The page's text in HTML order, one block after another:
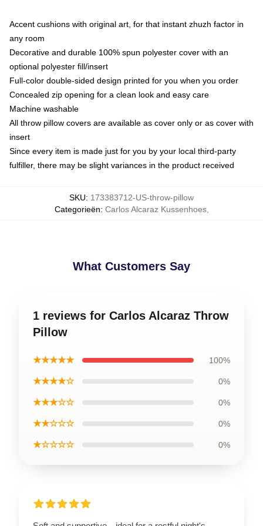
Accent cushions with original art, for that instant zhuzh factor in
any room
Decorative and durable 100% spun polyester cover with an
optional polyester fill/insert
Full-color double-sided design printed for you when you order
Concealed zip opening for a clean look and easy care
Machine washable
All throw pillow covers are available as cover only or as cover with
insert
Since every item is made just for you by your local third-party
fulfiller, there may be slight variances in the product received
SKU: 173383712-US-throw-pillow
Categorieën: Carlos Alcaraz Kussenhoes,
What Customers Say
1 reviews for Carlos Alcaraz Throw
Pillow
★★★★★ 100%
★★★★☆ 0%
★★★☆☆ 0%
★★☆☆☆ 0%
★☆☆☆☆ 0%